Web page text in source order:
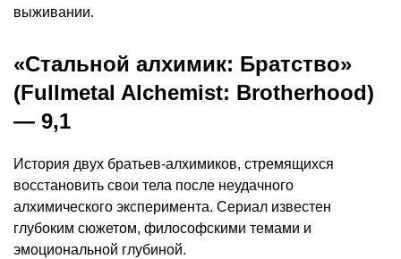
выживании.
«Стальной алхимик: Братство»
(Fullmetal Alchemist: Brotherhood)
— 9,1
История двух братьев-алхимиков, стремящихся
восстановить свои тела после неудачного
алхимического эксперимента. Сериал известен
глубоким сюжетом, философскими темами и
эмоциональной глубиной.